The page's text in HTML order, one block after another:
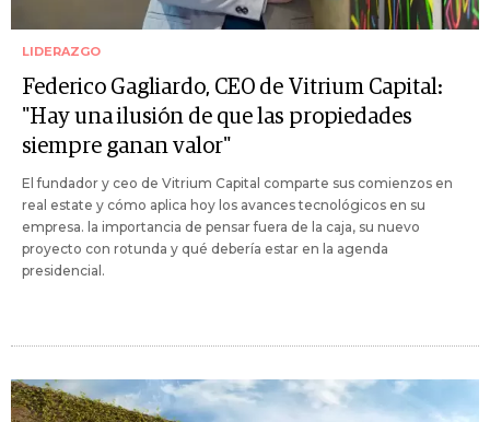
LIDERAZGO
Federico Gagliardo, CEO de Vitrium Capital:
"Hay una ilusión de que las propiedades
siempre ganan valor"
El fundador y ceo de Vitrium Capital comparte sus comienzos en
real estate y cómo aplica hoy los avances tecnológicos en su
empresa. la importancia de pensar fuera de la caja, su nuevo
proyecto con rotunda y qué debería estar en la agenda
presidencial.